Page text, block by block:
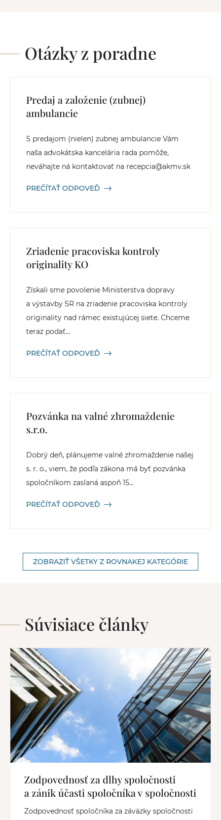
Otázky z poradne
Predaj a založenie (zubnej)
ambulancie
S predajom (nielen) zubnej ambulancie Vám
naša advokátska kancelária rada pomôže,
neváhajte ná kontaktovať na recepcia@akmv.sk
PREČÍTAŤ ODPOVEĎ
Zriadenie pracoviska kontroly
originality KO
Získali sme povolenie Ministerstva dopravy
a výstavby SR na zriadenie pracoviska kontroly
originality nad rámec existujúcej siete. Chceme
teraz podať...
PREČÍTAŤ ODPOVEĎ
Pozvánka na valné zhromaždenie
s.r.o.
Dobrý deň, plánujeme valné zhromaždenie našej
s. r. o., viem, že podľa zákona má byť pozvánka
spoločníkom zaslaná aspoň 15...
PREČÍTAŤ ODPOVEĎ
ZOBRAZIŤ VŠETKY Z ROVNAKEJ KATEGÓRIE
Súvisiace články
Zodpovednosť za dlhy spoločnosti
a zánik účasti spoločníka v spoločnosti
Zodpovednosť spoločníka za záväzky spoločnosti